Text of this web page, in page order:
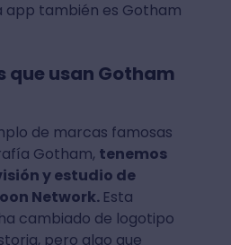
app también es Gotham
que usan Gotham
de marcas famosas
Gotham, tenemos
y estudio de
Network. Esta
cambiado de logotipo
pero algo que